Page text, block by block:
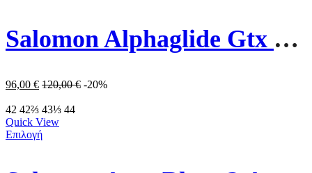
Salomon Alphaglide Gtx Ανδρικό Παπούτσι 478021 Μαύρο
96,00 € 120,00€ -20%
42 42⅔ 43⅓ 44
Quick View
Επιλογή